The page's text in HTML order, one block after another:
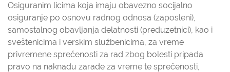
Osiguranim licima koja imaju obavezno socijalno
osiguranje po osnovu radnog odnosa (zaposleni),
samostalnog obavljanja delatnosti (preduzetnici), kao i
sveštenicima i verskim službenicima, za vreme
privremene sprečenosti za rad zbog bolesti pripada
pravo na naknadu zarade za vreme te sprečenosti,